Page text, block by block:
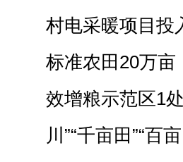
村电采暖项目投
标准农田20万亩
效增粮示范区1
川”“千亩田”“百